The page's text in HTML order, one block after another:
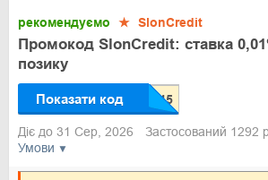
Умови
рекомендуємо ★ SlonCredit
Промокод SlonCredit: ставка
позику
Показати код
Діє до 31 Сер, 2026 Застосований 1292